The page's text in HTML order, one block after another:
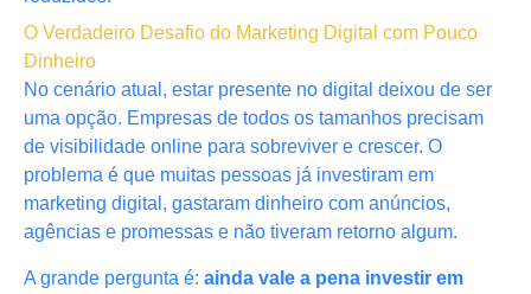
O Verdadeiro Desafio do Marketing Digital com Pouco
Dinheiro
No cenário atual, estar presente no digital deixou de ser
uma opção. Empresas de todos os tamanhos precisam
de visibilidade online para sobreviver e crescer. O
problema é que muitas pessoas já investiram em
marketing digital, gastaram dinheiro com anúncios,
agências e promessas e não tiveram retorno algum.
A grande pergunta é: ainda vale a pena investir em